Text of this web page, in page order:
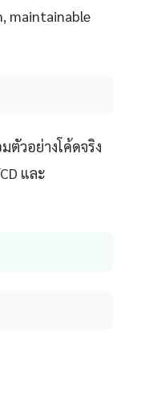
maintainable
ตัวอย่างโค้ดจริง
และ